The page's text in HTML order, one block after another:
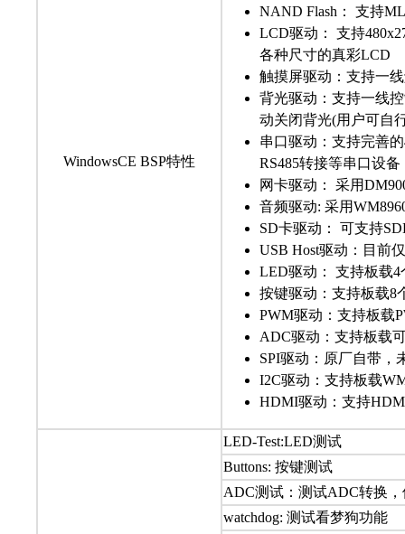
WindowsCE BSP特性
NAND Flash： 支持
LCD驱动： 支持
各种尺寸的真彩LCD
触摸屏驱动：支持一
背光驱动：支持一线
动关闭背光(用户可自
串口驱动：支持完善
RS485转接等串口设备
网卡驱动： 采用
音频驱动: 采用
SD卡驱动： 可支持
USB Host驱动：目前
LED驱动： 支持板载
按键驱动：支持板载8
PWM驱动：支持板载
ADC驱动：支持板载
SPI驱动：原厂自带，
I2C驱动：支持板载
HDMI驱动：支持
LED-Test:LED测试
Buttons: 按键测试
ADC测试：测试ADC转换
watchdog: 测试看梦狗功能